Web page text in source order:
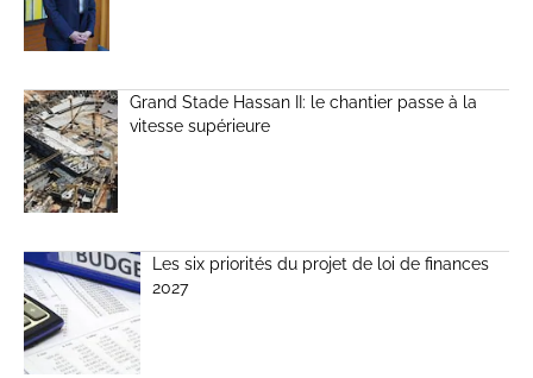
Grand Stade Hassan II: le chantier passe à la
vitesse supérieure
Les six priorités du projet de loi de finances
2027